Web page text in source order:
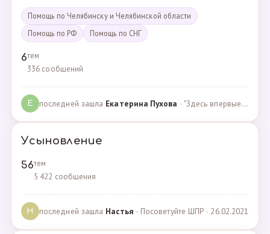
Помощь по Челябинску и Челябинской области
Помощь по РФ
Помощь по СНГ
6тем
336 сообщений
Е последней зашла Екатерина Пухова · "Здесь впервые поверили в моего сына и подарили над… · 09.09.2019
Усыновление
56тем
5 422 сообщения
Н последней зашла Настья · Посоветуйте ШПР · 26.02.2021